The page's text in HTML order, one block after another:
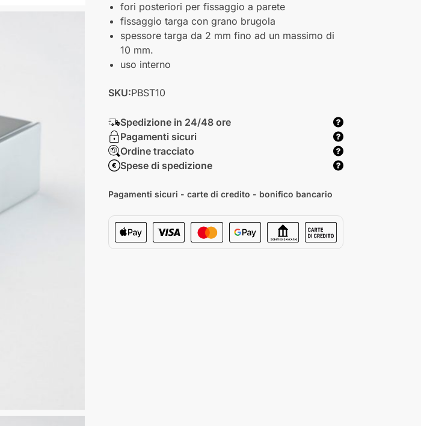
fori posteriori per fissaggio a parete
fissaggio targa con grano brugola
spessore targa da 2 mm fino ad un massimo di
10 mm.
uso interno
SKU:PBST10
Spedizione in 24/48 ore
Pagamenti sicuri
Ordine tracciato
Spese di spedizione
Pagamenti sicuri - carte di credito - bonifico bancario